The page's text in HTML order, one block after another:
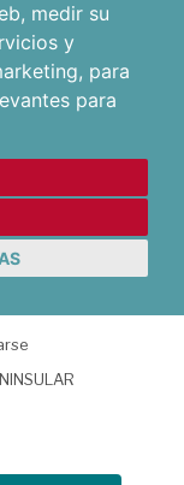
, medir su
y
, para
para